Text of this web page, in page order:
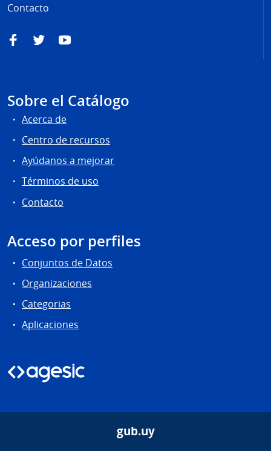
Contacto
FacebookTwitterYouTube
Sobre el Catálogo
Acerca de
Centro de recursos
Ayúdanos a mejorar
Términos de uso
Contacto
Acceso por perfiles
Conjuntos de Datos
Organizaciones
Categorias
Aplicaciones
gub.uy